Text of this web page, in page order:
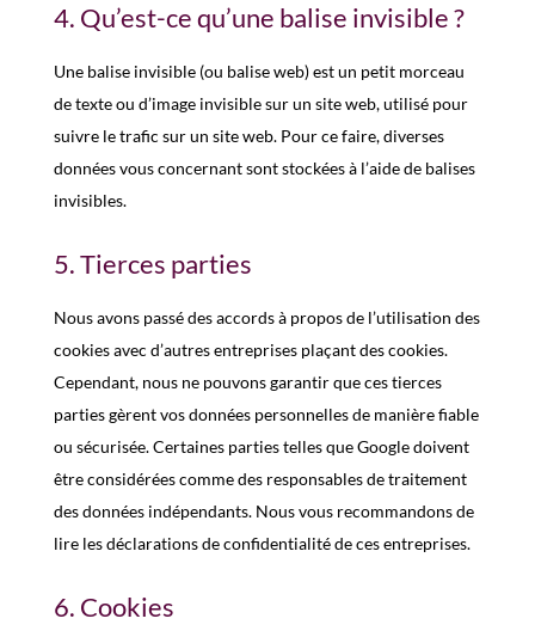
4. Qu’est-ce qu’une balise invisible ?
Une balise invisible (ou balise web) est un petit morceau
de texte ou d’image invisible sur un site web, utilisé pour
suivre le trafic sur un site web. Pour ce faire, diverses
données vous concernant sont stockées à l’aide de balises
invisibles.
5. Tierces parties
Nous avons passé des accords à propos de l’utilisation des
cookies avec d’autres entreprises plaçant des cookies.
Cependant, nous ne pouvons garantir que ces tierces
parties gèrent vos données personnelles de manière fiable
ou sécurisée. Certaines parties telles que Google doivent
être considérées comme des responsables de traitement
des données indépendants. Nous vous recommandons de
lire les déclarations de confidentialité de ces entreprises.
6. Cookies